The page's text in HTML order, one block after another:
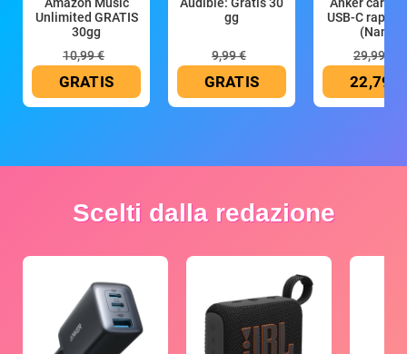
Unlimited GRATIS
30gg
10,99 €
GRATIS
gg
9,99 €
GRATIS
USB-C rapido
(Nano
29,99 €
22,79 €
Scelti dalla redazione